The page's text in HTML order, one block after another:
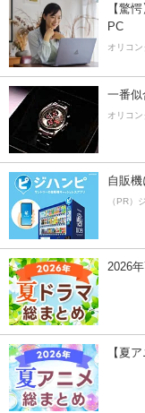
【驚
PC
オリコ
一番
オリコ
自販
（PR）
2026
【夏